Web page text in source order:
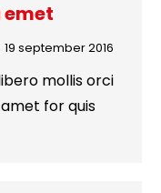
emet
19 september 2016
mollis orci
for quis